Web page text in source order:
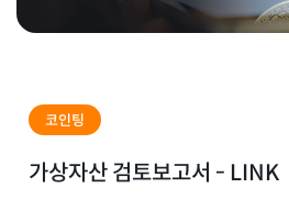
코인팅
가상자산 검토보고서 - LINK